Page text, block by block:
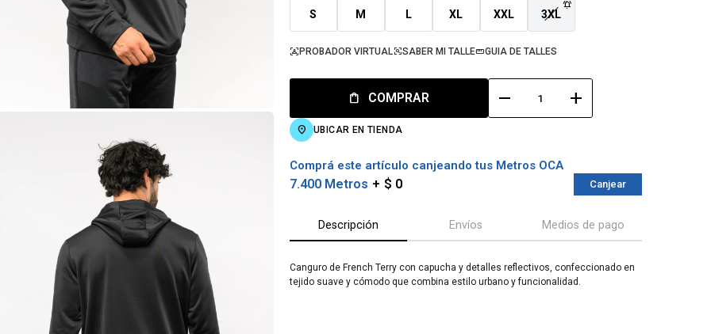
S M L XL XXL 3XL
PROBADOR VIRTUAL SABER MI TALLE GUIA DE TALLES
COMPRAR remove add
UBICAR EN TIENDA
Comprá este artículo canjeando tus Metros OCA
7.400 Metros $ 0 Canjear
Descripción Envíos Medios de pago
Canguro de French Terry con capucha y detalles reflectivos, confeccionado en
tejido suave y cómodo que combina estilo urbano y funcionalidad.